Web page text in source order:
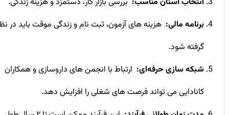
برنامه مالی:هزینه‌ های آزمون، ثبت ‌نام و زندگی موقت باید در نظر
گرفته شود.
شبکه‌ سازی حرفه‌ای:ارتباط با انجمن‌ های داروسازی و همکاران
کانادایی می ‌تواند فرصت‌ های شغلی را افزایش دهد.